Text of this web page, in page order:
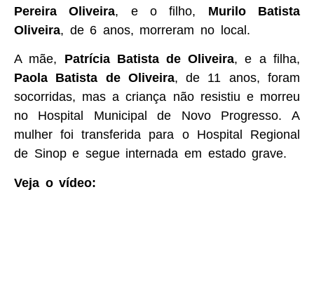
Pereira Oliveira, e o filho, Murilo Batista
Oliveira, de 6 anos, morreram no local.
A mãe, Patrícia Batista de Oliveira, e a filha,
Paola Batista de Oliveira, de 11 anos, foram
socorridas, mas a criança não resistiu e morreu
no Hospital Municipal de Novo Progresso. A
mulher foi transferida para o Hospital Regional
de Sinop e segue internada em estado grave.
Veja o vídeo: